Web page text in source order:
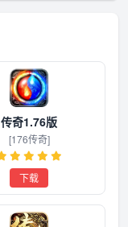
传奇1.76版
[176传奇]
下载